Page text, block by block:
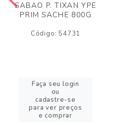
SABAO P. TIXAN YPE
PRIM SACHE 800G
Código: 54731
Faça seu login
ou
cadastre-se
para ver preços
e comprar